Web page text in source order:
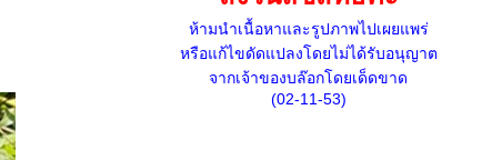
ห้ามนำเนื้อหาและรูปภาพไปเผยแพร่
หรือแก้ไขดัดแปลงโดยไม่ได้รับอนุญาต
จากเจ้าของบล๊อกโดยเด็ดขาด
(02-11-53)